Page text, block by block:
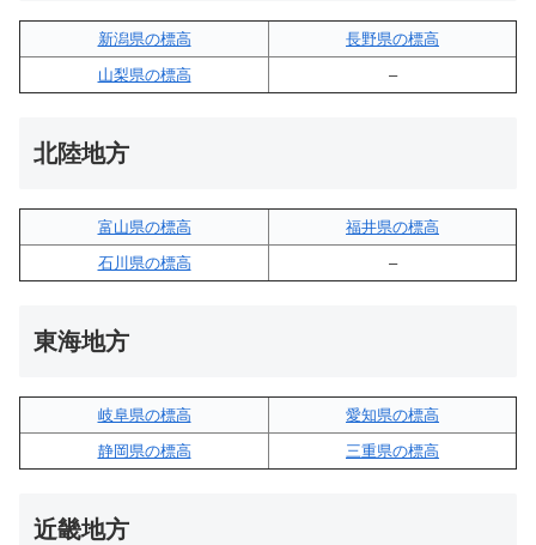
新潟県の標高
長野県の標高
山梨県の標高
–
北陸地方
富山県の標高
福井県の標高
石川県の標高
–
東海地方
岐阜県の標高
愛知県の標高
静岡県の標高
三重県の標高
近畿地方